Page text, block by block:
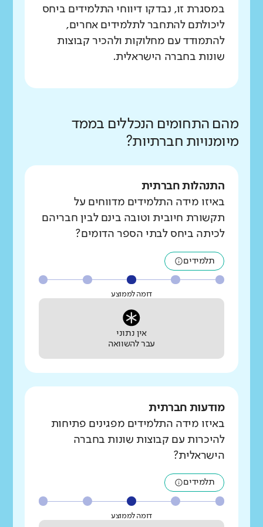
במסגרת זו, נבדקו דיווחי התלמידים ביחס
ליכולתם להתחבר לתלמידים אחרים,
להתמודד עם מחלוקות ולהכיר קבוצות
שונות בחברה הישראלית.
מהם התחומים הנכללים בממד
מיומנויות חברתיות?
התנהלות חברתית
באיזו מידה התלמידים מדווחים על
תקשורת חיובית וטובה בינם לבין חבריהם
לכיתה ביחס לבתי הספר הדומים?
תלמידים
דומה לממוצע
אין נתוני
עבר להשוואה
מודעות חברתית
באיזו מידה התלמידים מפגינים פתיחות
להיכרות עם קבוצות שונות בחברה
הישראלית?
תלמידים
דומה לממוצע